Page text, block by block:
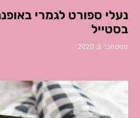
נעלי ספורט לגמרי
בסטייל
ספטמבר 3, 2020